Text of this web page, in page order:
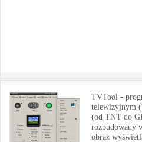
TVTool -
telewizyjnym
(od TNT do
rozbudowany
obraz